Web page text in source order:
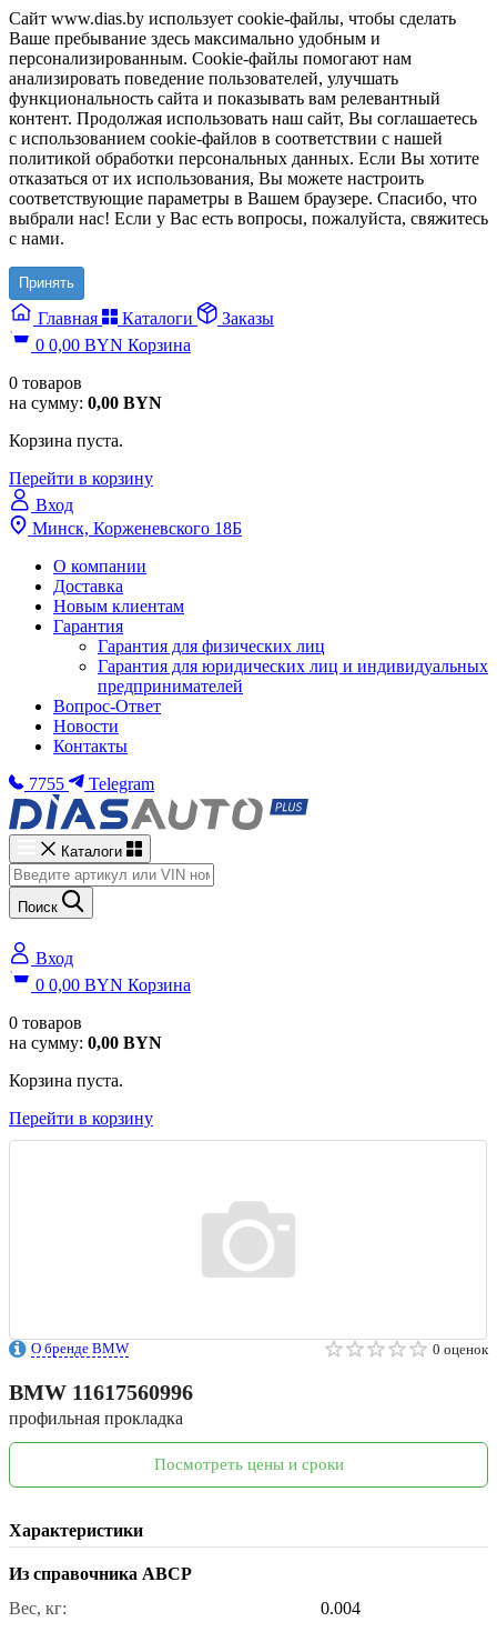
Сайт www.dias.by использует cookie-файлы, чтобы сделать
Ваше пребывание здесь максимально удобным и
персонализированным. Cookie-файлы помогают нам
анализировать поведение пользователей, улучшать
функциональность сайта и показывать вам релевантный
контент. Продолжая использовать наш сайт, Вы соглашаетесь
с использованием cookie-файлов в соответствии с нашей
политикой обработки персональных данных. Если Вы хотите
отказаться от их использования, Вы можете настроить
соответствующие параметры в Вашем браузере. Спасибо, что
выбрали нас! Если у Вас есть вопросы, пожалуйста, свяжитесь
с нами.
Принять
Главная Каталоги
Заказы
0 0,00 BYN Корзина
0 товаров
на сумму: 0,00 BYN
Корзина пуста.
Перейти в корзину
Вход
Минск, Корженевского 18Б
О компании
Доставка
Новым клиентам
Гарантия
Гарантия для физических лиц
Гарантия для юридических лиц и индивидуальных
предпринимателей
Вопрос-Ответ
Новости
Контакты
7755
Telegram
Каталоги
Поиск
Вход
0 0,00 BYN Корзина
0 товаров
на сумму: 0,00 BYN
Корзина пуста.
Перейти в корзину
О бренде BMW 0 оценок
BMW 11617560996
профильная прокладка
Посмотреть цены и сроки
Характеристики
Из справочника ABCP
Вес, кг:
0.004